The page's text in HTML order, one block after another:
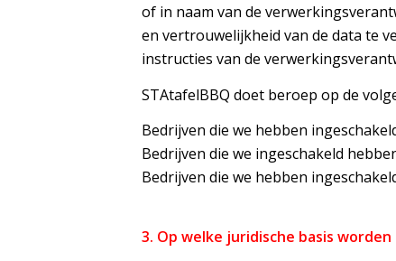
of in naam van de
en vertrouwelijkheid van de data te
instructies van de
STAtafelBBQ doet beroep op de
Bedrijven die we hebben
Bedrijven die we ingeschakeld
Bedrijven die we hebben
3. Op welke juridische basis